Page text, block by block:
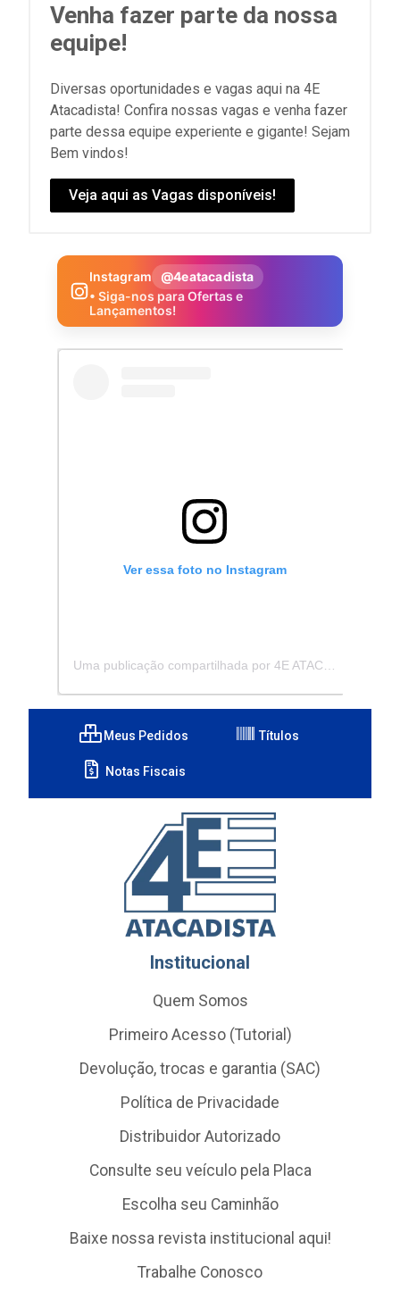
Venha fazer parte da nossa
equipe!
Diversas oportunidades e vagas aqui na 4E
Atacadista! Confira nossas vagas e venha fazer
parte dessa equipe experiente e gigante! Sejam
Bem vindos!
Veja aqui as Vagas disponíveis!
Instagram
@4eatacadista
• Siga-nos para Ofertas e
Lançamentos!
Ver essa foto no Instagram
Meus Pedidos Títulos
Notas Fiscais
Institucional
Quem Somos
Primeiro Acesso (Tutorial)
Devolução, trocas e garantia (SAC)
Política de Privacidade
Distribuidor Autorizado
Consulte seu veículo pela Placa
Escolha seu Caminhão
Baixe nossa revista institucional aqui!
Trabalhe Conosco